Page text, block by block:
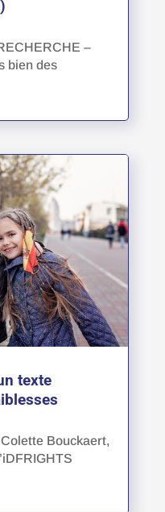
–
bien des
texte
Bouckaert,